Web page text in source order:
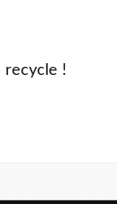
recycle !